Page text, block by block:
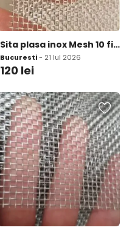
Sita plasa inox Mesh 10 fir 0 6mm ochi 1 94mm
Bucuresti- 21 Iul 2026
120 lei